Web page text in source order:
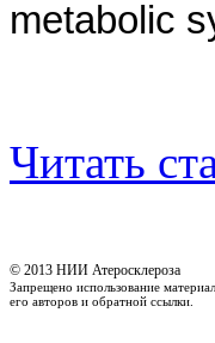
metabolic
Читать
© 2013 НИИ Атеросклероза
Запрещено использование
его авторов и обратной ссылки.